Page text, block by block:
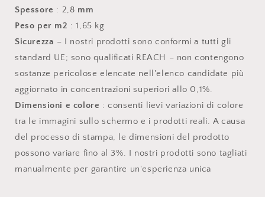
Spessore : 2,8 mm
Peso per m2 : 1,65 kg
Sicurezza – I nostri prodotti sono conformi a tutti gli
standard UE; sono qualificati REACH – non contengono
sostanze pericolose elencate nell'elenco candidate più
aggiornato in concentrazioni superiori allo 0,1%.
Dimensioni e colore : consenti lievi variazioni di colore
tra le immagini sullo schermo e i prodotti reali. A causa
del processo di stampa, le dimensioni del prodotto
possono variare fino al 3%. I nostri prodotti sono tagliati
manualmente per garantire un'esperienza unica